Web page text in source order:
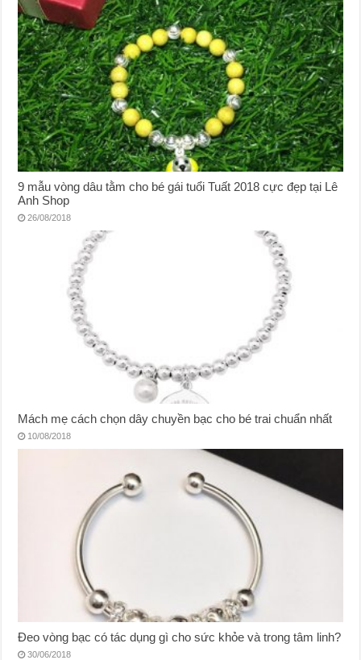
9 mẫu vòng dâu tằm cho bé gái tuổi Tuất 2018 cực đẹp tại Lê
Anh Shop
26/08/2018
Mách mẹ cách chọn dây chuyền bạc cho bé trai chuẩn nhất
10/08/2018
Đeo vòng bạc có tác dụng gì cho sức khỏe và trong tâm linh?
30/06/2018